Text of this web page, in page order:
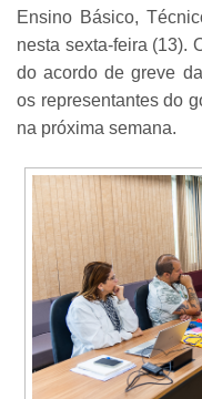
Ensino Básico,
nesta sexta-feira (13).
do acordo de greve
os representantes do
na próxima semana.